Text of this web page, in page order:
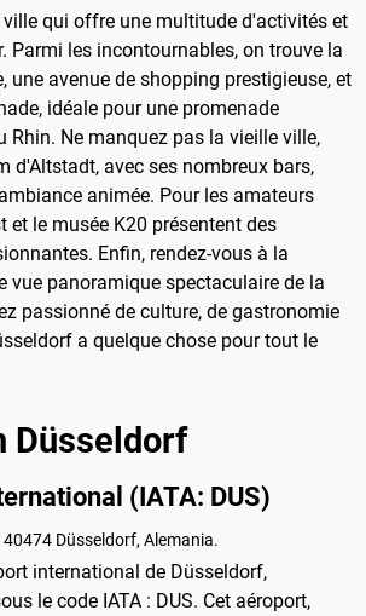
qui offre une multitude d'activités et
Parmi les incontournables, on trouve la
une avenue de shopping prestigieuse, et
idéale pour une promenade
Rhin. Ne manquez pas la vieille ville,
d'Altstadt, avec ses nombreux bars,
animée. Pour les amateurs
et le musée K20 présentent des
Enfin, rendez-vous à la
vue panoramique spectaculaire de la
passionné de culture, de gastronomie
a quelque chose pour tout le
Düsseldorf
(IATA: DUS)
Düsseldorf, Alemania.
international de Düsseldorf,
le code IATA : DUS. Cet aéroport,